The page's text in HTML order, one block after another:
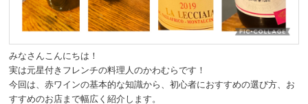
みなさんこんにちは！
実は元星付きフレンチの料理人のかわむらです！
今回は、赤ワインの基本的な知識から、初心者におすすめの選び方、お
すすめのお店まで幅広く紹介します。